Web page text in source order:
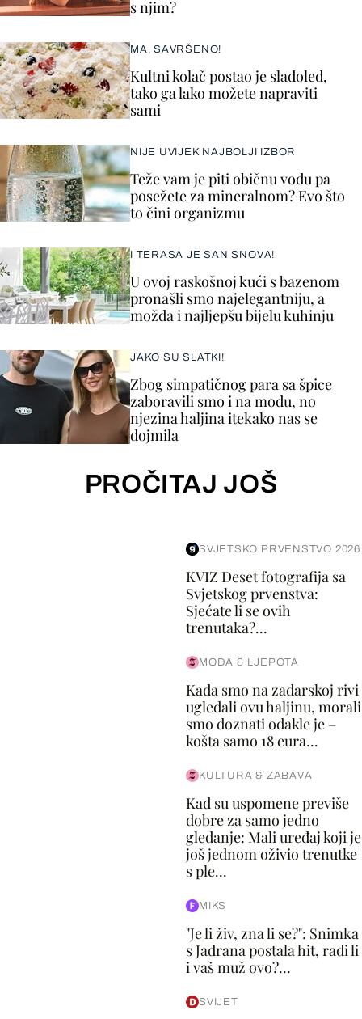
s njim?
MA, SAVRŠENO!
Kultni kolač postao je sladoled,
tako ga lako možete napraviti
sami
NIJE UVIJEK NAJBOLJI IZBOR
Teže vam je piti običnu vodu pa
posežete za mineralnom? Evo što
to čini organizmu
I TERASA JE SAN SNOVA!
U ovoj raskošnoj kući s bazenom
pronašli smo najelegantniju, a
možda i najljepšu bijelu kuhinju
JAKO SU SLATKI!
Zbog simpatičnog para sa špice
zaboravili smo i na modu, no
njezina haljina itekako nas se
dojmila
PROČITAJ JOŠ
SVJETSKO PRVENSTVO 2026
KVIZ Deset fotografija sa
Svjetskog prvenstva:
Sjećate li se ovih
trenutaka?...
MODA & LJEPOTA
Kada smo na zadarskoj rivi
ugledali ovu haljinu, morali
smo doznati odakle je –
košta samo 18 eura...
KULTURA & ZABAVA
Kad su uspomene previše
dobre za samo jedno
gledanje: Mali uređaj koji je
još jednom oživio trenutke
s ple...
MIKS
"Je li živ, zna li se?": Snimka
s Jadrana postala hit, radi li
i vaš muž ovo?...
SVIJET